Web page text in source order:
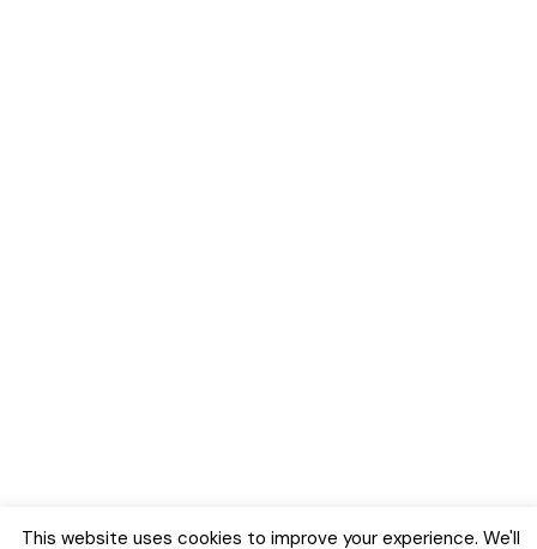
This website uses cookies to improve your experience. We'll